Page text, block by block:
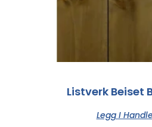
Listverk Beiset
Legg I